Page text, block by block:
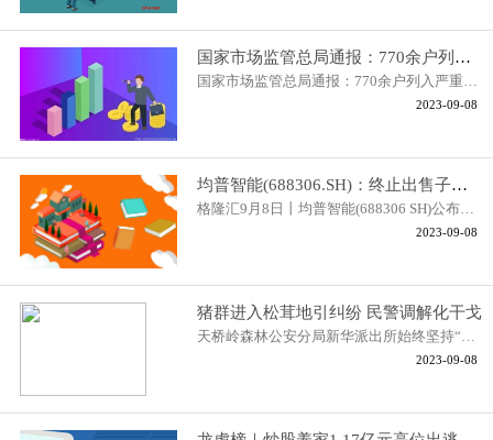
国家市场监管总局通报：770余户列入严重违法失信名单
国家市场监管总局通报：770余户列入严重违法失信名单---中新网北京9月8
2023-09-08
均普智能(688306.SH)：终止出售子公司100%股权
格隆汇9月8日丨均普智能(688306 SH)公布，2023年8月22日，公司董事会审
2023-09-08
猪群进入松茸地引纠纷 民警调解化干戈
天桥岭森林公安分局新华派出所始终坚持“为人民服务”的理念，积极开展
2023-09-08